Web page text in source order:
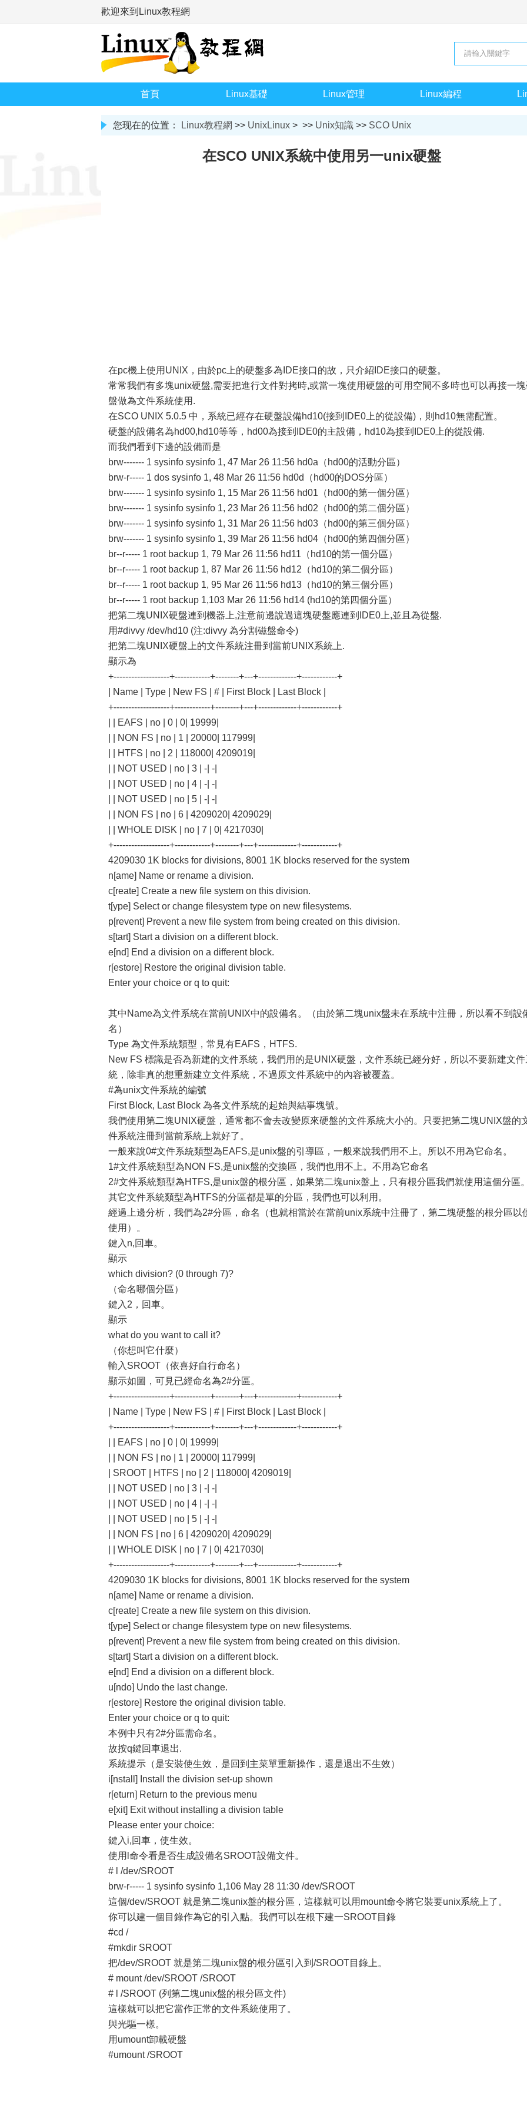
歡迎來到Linux教程網
首頁 Linux基礎 Linux管理 Linux編程
您现在的位置： Linux教程網 >> UnixLinux > >> Unix知識 >> SCO Unix
在SCO UNIX系統中使用另一unix硬盤
在pc機上使用UNIX，由於pc上的硬盤多為IDE接口的故，只介紹IDE接口的硬盤。
常常我們有多塊unix硬盤,需要把進行文件對拷時,或當一塊使用硬盤的可用空間不多時也可以再接一
盤做為文件系統使用.
在SCO UNIX 5.0.5 中，系統已經存在硬盤設備hd10(接到IDE0上的從設備)，則hd10無需配置。
硬盤的設備名為hd00,hd10等等，hd00為接到IDE0的主設備，hd10為接到IDE0上的從設備.
而我們看到下邊的設備而是
brw------- 1 sysinfo sysinfo 1, 47 Mar 26 11:56 hd0a（hd00的活動分區）
brw-r----- 1 dos sysinfo 1, 48 Mar 26 11:56 hd0d（hd00的DOS分區）
brw------- 1 sysinfo sysinfo 1, 15 Mar 26 11:56 hd01（hd00的第一個分區）
brw------- 1 sysinfo sysinfo 1, 23 Mar 26 11:56 hd02（hd00的第二個分區）
brw------- 1 sysinfo sysinfo 1, 31 Mar 26 11:56 hd03（hd00的第三個分區）
brw------- 1 sysinfo sysinfo 1, 39 Mar 26 11:56 hd04（hd00的第四個分區）
br--r----- 1 root backup 1, 79 Mar 26 11:56 hd11（hd10的第一個分區）
br--r----- 1 root backup 1, 87 Mar 26 11:56 hd12（hd10的第二個分區）
br--r----- 1 root backup 1, 95 Mar 26 11:56 hd13（hd10的第三個分區）
br--r----- 1 root backup 1,103 Mar 26 11:56 hd14 (hd10的第四個分區）
把第二塊UNIX硬盤連到機器上,注意前邊說過這塊硬盤應連到IDE0上,並且為從盤.
用#divvy /dev/hd10 (注:divvy 為分割磁盤命令)
把第二塊UNIX硬盤上的文件系統注冊到當前UNIX系統上.
顯示為
+-------------------+------------+--------+---+-------------+------------+
| Name | Type | New FS | # | First Block | Last Block |
+-------------------+------------+--------+---+-------------+------------+
| | EAFS | no | 0 | 0| 19999|
| | NON FS | no | 1 | 20000| 117999|
| | HTFS | no | 2 | 118000| 4209019|
| | NOT USED | no | 3 | -| -|
| | NOT USED | no | 4 | -| -|
| | NOT USED | no | 5 | -| -|
| | NON FS | no | 6 | 4209020| 4209029|
| | WHOLE DISK | no | 7 | 0| 4217030|
+-------------------+------------+--------+---+-------------+------------+
4209030 1K blocks for divisions, 8001 1K blocks reserved for the system
n[ame] Name or rename a division.
c[reate] Create a new file system on this division.
t[ype] Select or change filesystem type on new filesystems.
p[revent] Prevent a new file system from being created on this division.
s[tart] Start a division on a different block.
e[nd] End a division on a different block.
r[estore] Restore the original division table.
Enter your choice or q to quit:
其中Name為文件系統在當前UNIX中的設備名。（由於第二塊unix盤未在系統中注冊，所以看不到設
名）
Type 為文件系統類型，常見有EAFS，HTFS.
New FS 標識是否為新建的文件系統，我們用的是UNIX硬盤，文件系統已經分好，所以不要新建文件
統，除非真的想重新建立文件系統，不過原文件系統中的內容被覆蓋。
#為unix文件系統的編號
First Block, Last Block 為各文件系統的起始與結事塊號。
我們使用第二塊UNIX硬盤，通常都不會去改變原來硬盤的文件系統大小的。只要把第二塊UNIX盤的
件系統注冊到當前系統上就好了。
一般來說0#文件系統類型為EAFS,是unix盤的引導區，一般來說我們用不上。所以不用為它命名。
1#文件系統類型為NON FS,是unix盤的交換區，我們也用不上。不用為它命名
2#文件系統類型為HTFS,是unix盤的根分區，如果第二塊unix盤上，只有根分區我們就使用這個分區
其它文件系統類型為HTFS的分區都是單的分區，我們也可以利用。
經過上邊分析，我們為2#分區，命名（也就相當於在當前unix系統中注冊了，第二塊硬盤的根分區以
使用）。
鍵入n,回車。
顯示
which division? (0 through 7)?
（命名哪個分區）
鍵入2，回車。
顯示
what do you want to call it?
（你想叫它什麼）
輸入SROOT（依喜好自行命名）
顯示如圖，可見已經命名為2#分區。
+-------------------+------------+--------+---+-------------+------------+
| Name | Type | New FS | # | First Block | Last Block |
+-------------------+------------+--------+---+-------------+------------+
| | EAFS | no | 0 | 0| 19999|
| | NON FS | no | 1 | 20000| 117999|
| SROOT | HTFS | no | 2 | 118000| 4209019|
| | NOT USED | no | 3 | -| -|
| | NOT USED | no | 4 | -| -|
| | NOT USED | no | 5 | -| -|
| | NON FS | no | 6 | 4209020| 4209029|
| | WHOLE DISK | no | 7 | 0| 4217030|
+-------------------+------------+--------+---+-------------+------------+
4209030 1K blocks for divisions, 8001 1K blocks reserved for the system
n[ame] Name or rename a division.
c[reate] Create a new file system on this division.
t[ype] Select or change filesystem type on new filesystems.
p[revent] Prevent a new file system from being created on this division.
s[tart] Start a division on a different block.
e[nd] End a division on a different block.
u[ndo] Undo the last change.
r[estore] Restore the original division table.
Enter your choice or q to quit:
本例中只有2#分區需命名。
故按q鍵回車退出.
系統提示（是安裝使生效，是回到主菜單重新操作，還是退出不生效）
i[nstall] Install the division set-up shown
r[eturn] Return to the previous menu
e[xit] Exit without installing a division table
Please enter your choice:
鍵入i,回車，使生效。
使用l命令看是否生成設備名SROOT設備文件。
# l /dev/SROOT
brw-r----- 1 sysinfo sysinfo 1,106 May 28 11:30 /dev/SROOT
這個/dev/SROOT 就是第二塊unix盤的根分區，這樣就可以用mount命令將它裝要unix系統上了。
你可以建一個目錄作為它的引入點。我們可以在根下建一SROOT目錄
#cd /
#mkdir SROOT
把/dev/SROOT 就是第二塊unix盤的根分區引入到/SROOT目錄上。
# mount /dev/SROOT /SROOT
# l /SROOT (列第二塊unix盤的根分區文件)
這樣就可以把它當作正常的文件系統使用了。
與光驅一樣。
用umount卸載硬盤
#umount /SROOT